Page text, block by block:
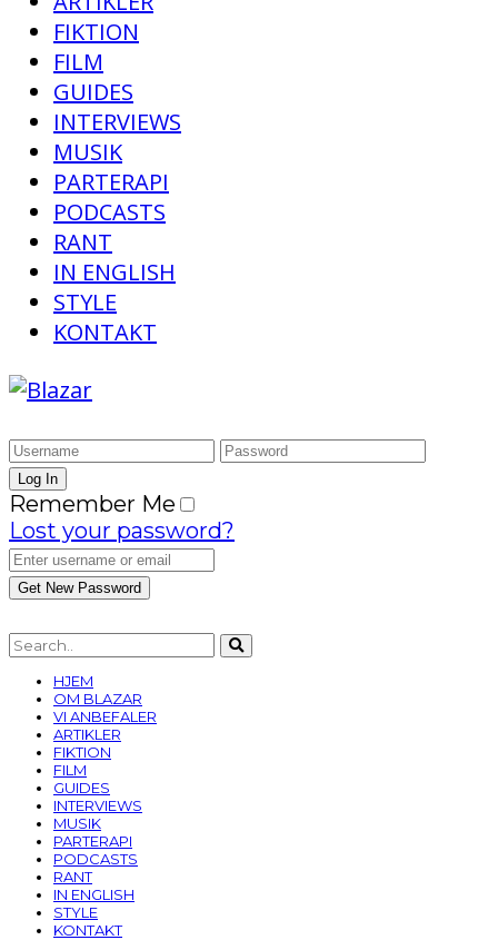
FIKTION
FILM
GUIDES
INTERVIEWS
MUSIK
PARTERAPI
PODCASTS
RANT
IN ENGLISH
STYLE
KONTAKT
Remember Me
Lost your password?
HJEM
OM BLAZAR
VI ANBEFALER
ARTIKLER
FIKTION
FILM
GUIDES
INTERVIEWS
MUSIK
PARTERAPI
PODCASTS
RANT
IN ENGLISH
STYLE
KONTAKT